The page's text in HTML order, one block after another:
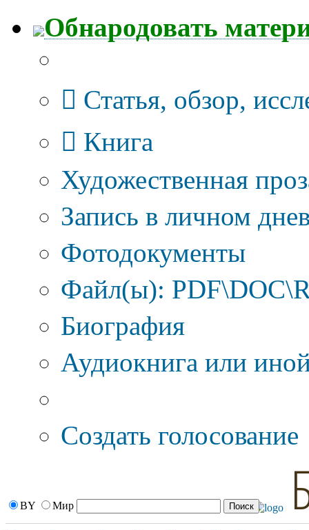
Обнародовать
Статья, обзор,
Книга
Художественная
Запись в личном
Фотодокументы
Файл(ы):
Биография
Аудиокнига или
Создать голосование
BY Мир